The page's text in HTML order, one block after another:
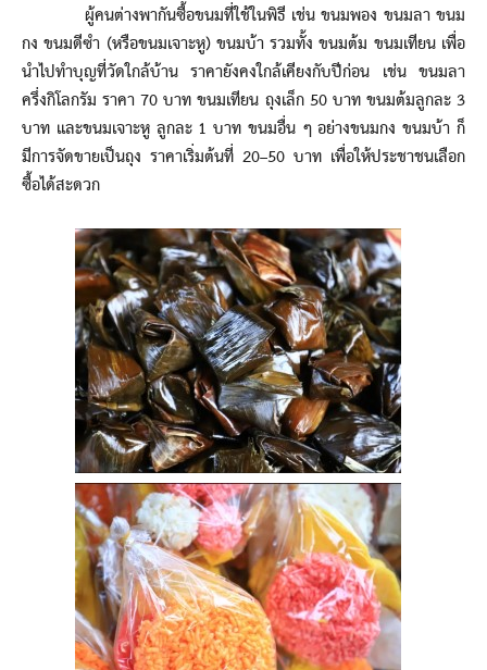
ผู้คนต่างพากันซื้อขนมที่ใช้ในพิธี เช่น ขนมพอง ขนมลา ขนม
กง ขนมดีซำ (หรือขนมเจาะหู) ขนมบ้า รวมทั้ง ขนมต้ม ขนมเทียน เพื่อ
นำไปทำบุญที่วัดใกล้บ้าน ราคายังคงใกล้เคียงกับปีก่อน เช่น ขนมลา
ครึ่งกิโลกรัม ราคา 70 บาท ขนมเทียน ถุงเล็ก 50 บาท ขนมต้มลูกละ 3
บาท และขนมเจาะหู ลูกละ 1 บาท ขนมอื่น ๆ อย่างขนมกง ขนมบ้า ก็
มีการจัดขายเป็นถุง ราคาเริ่มต้นที่ 20–50 บาท เพื่อให้ประชาชนเลือก
ซื้อได้สะดวก